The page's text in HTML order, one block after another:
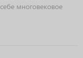
многовековое